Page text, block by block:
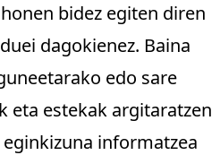
bidez egiten diren
dagokienez. Baina
edo sare
eta estekak argitaratzen
informatzea